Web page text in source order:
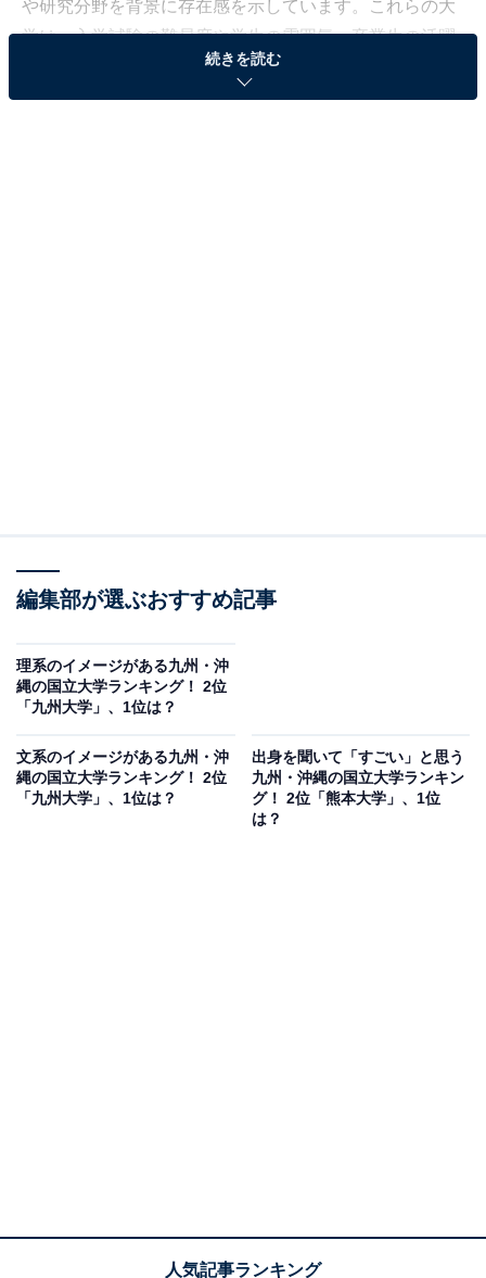
や研究分野を背景に存在感を示しています。これらの大
学は、入学試験の難易度や学生の雰囲気、卒業生の活躍
などを通じて、多彩なイメージを形成しているようで
す。
先進的な取り組みに注目が集まっています。
究がおこなわれているため」（40代男性／山形県）、
「理系を極めた人たちがたくさんいそうだから」（20代
ージ」（20代男性／福岡県）などのコメントが寄せられ
ていました。
1位は「九州大学」でした。幅広い学問分野での先端研
続きを読む
編集部が選ぶおすすめ記事
理系のイメージがある九州・沖
縄の国立大学ランキング！ 2位
「九州大学」、1位は？
文系のイメージがある九州・沖
縄の国立大学ランキング！ 2位
「九州大学」、1位は？
出身を聞いて「すごい」と思う
九州・沖縄の国立大学ランキン
グ！ 2位「熊本大学」、1位
は？